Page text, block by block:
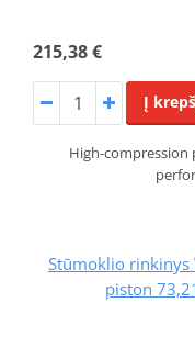
215,38 €
Į
High-
Stūmoklio rinkinys
piston